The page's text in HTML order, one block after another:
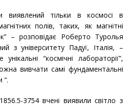
виявлений тільки в космосі в
полів, таких, як магнітні
– розповідає Роберто Туролья
з університету Падуї, Італія, –
“космічні лабораторії”,
вивчати самі фундаментальні
“.
3754 вчені виявили світло з